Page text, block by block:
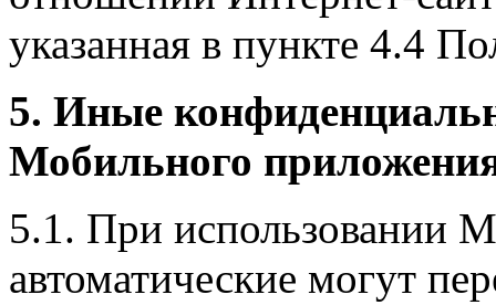
указанная в пункте 4.4
5. Иные
Мобильного
5.1. При использовании
автоматические могут